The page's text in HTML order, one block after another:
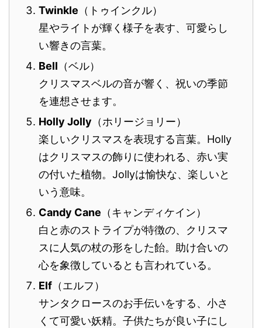
Twinkle （トゥインクル）
星やライトが輝く様子を表す、可愛らし
い響きの言葉。
Bell （ベル）
クリスマスベルの音が響く、祝いの季節
を連想させます。
Holly Jolly （ホリージョリー）
楽しいクリスマスを表現する言葉。Holly
はクリスマスの飾りに使われる、赤い実
の付いた植物。Jollyは愉快な、楽しいと
いう意味。
Candy Cane （キャンディケイン）
白と赤のストライプが特徴の、クリスマ
スに人気の杖の形をした飴。助け合いの
心を象徴しているとも言われている。
Elf （エルフ）
サンタクロースのお手伝いをする、小さ
くて可愛い妖精。子供たちが良い子にし